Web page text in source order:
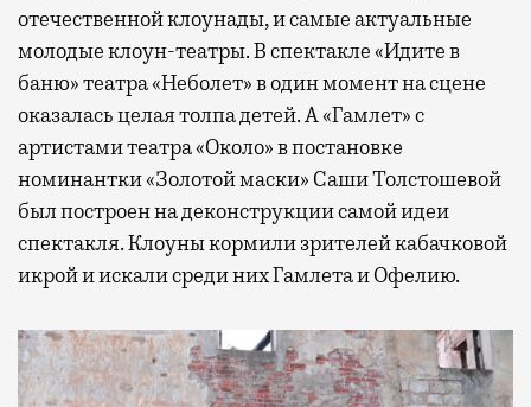
отечественной клоунады, и самые актуальные
молодые клоун-театры. В спектакле «Идите в
баню» театра «Неболет» в один момент на сцене
оказалась целая толпа детей. А «Гамлет» с
артистами театра «Около» в постановке
номинантки «Золотой маски» Саши Толстошевой
был построен на деконструкции самой идеи
спектакля. Клоуны кормили зрителей кабачковой
икрой и искали среди них Гамлета и Офелию.